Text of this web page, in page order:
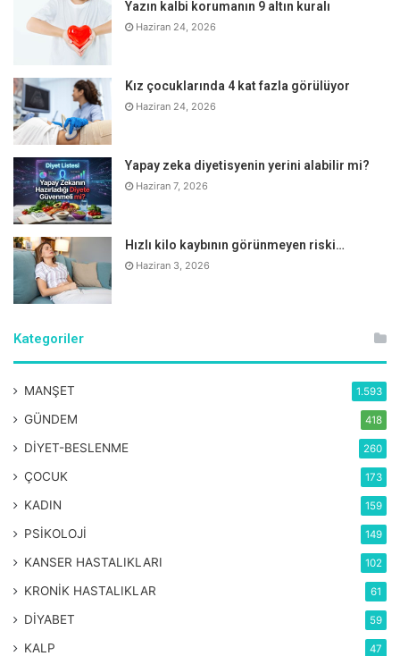
Hekimus.com'da yer alan bilgiler sadece bilgilendirme amaçlıdır.
Sağlığınızla ilgili durumlarda lütfen uzman bir doktora danışınız.
Hekimus.com, uzman bir doktora danışılmadan yapılan herhangi bir
uygulamadan doğabilecek zarardan sorumlu tutulamaz. Sitemizi ziyaret
eden, yorum yapan ve doktorlara soru gönderen kişiler, bu uyarıları kabul
etmiş sayılacaktır.
Etiketler aym
saglık calisanları
Sahim-Sen THS YHS
Yazın kalbi korumanın 9 altın kuralı
Haziran 24, 2026
Kız çocuklarında 4 kat fazla görülüyor
Haziran 24, 2026
Yapay zeka diyetisyenin yerini alabilir mi?
Haziran 7, 2026
Hızlı kilo kaybının görünmeyen riski…
Haziran 3, 2026
Kategoriler
MANŞET 1.593
GÜNDEM 418
DİYET-BESLENME 260
ÇOCUK 173
KADIN 159
PSİKOLOJİ 149
KANSER HASTALIKLARI 102
KRONİK HASTALIKLAR 61
DİYABET 59
KALP 47